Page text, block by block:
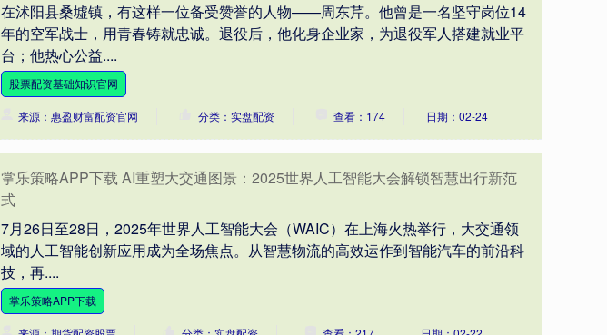
在沭阳县桑墟镇，有这样一位备受赞誉的人物——周东芹。他曾是一名坚守岗位14
年的空军战士，用青春铸就忠诚。退役后，他化身企业家，为退役军人搭建就业平
台；他热心公益....
股票配资基础知识官网
来源：惠盈财富配资官网 分类：实盘配资 查看：174 日期：02-24
掌乐策略APP下载 AI重塑大交通图景：2025世界人工智能大会解锁智慧出行新范
式
7月26日至28日，2025年世界人工智能大会（WAIC）在上海火热举行，大交通领
域的人工智能创新应用成为全场焦点。从智慧物流的高效运作到智能汽车的前沿科
技，再....
掌乐策略APP下载